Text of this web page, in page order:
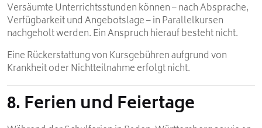
Versäumte Unterrichtsstunden können – nach Absprache,
Verfügbarkeit und Angebotslage – in Parallelkursen
nachgeholt werden. Ein Anspruch hierauf besteht nicht.
Eine Rückerstattung von Kursgebühren aufgrund von
Krankheit oder Nichtteilnahme erfolgt nicht.
8. Ferien und Feiertage